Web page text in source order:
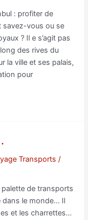
: profiter de
savez-vous ou se
? Il e s’agit pas
des rives du
la ville et ses palais,
pour
Transports /
palette de transports
dans le monde… Il
et les charrettes…